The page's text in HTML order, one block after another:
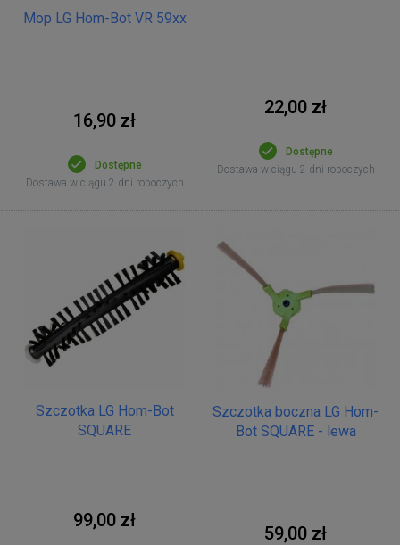
Mop LG Hom-Bot VR 59xx
16,90 zł
Dostępne
Dostawa w ciągu 2 dni roboczych
22,00 zł
Dostępne
Dostawa w ciągu 2 dni roboczych
Szczotka LG Hom-Bot
SQUARE
99,00 zł
Szczotka boczna LG Hom-
Bot SQUARE - lewa
59,00 zł